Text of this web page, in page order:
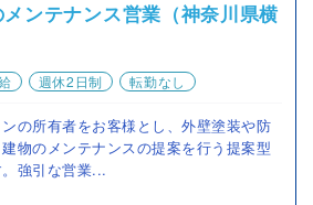
ンテナンス営業（神奈川県横
週休2日制 転勤なし
の所有者をお客様とし、外壁塗装や防
物のメンテナンスの提案を行う提案型
強引な営業...